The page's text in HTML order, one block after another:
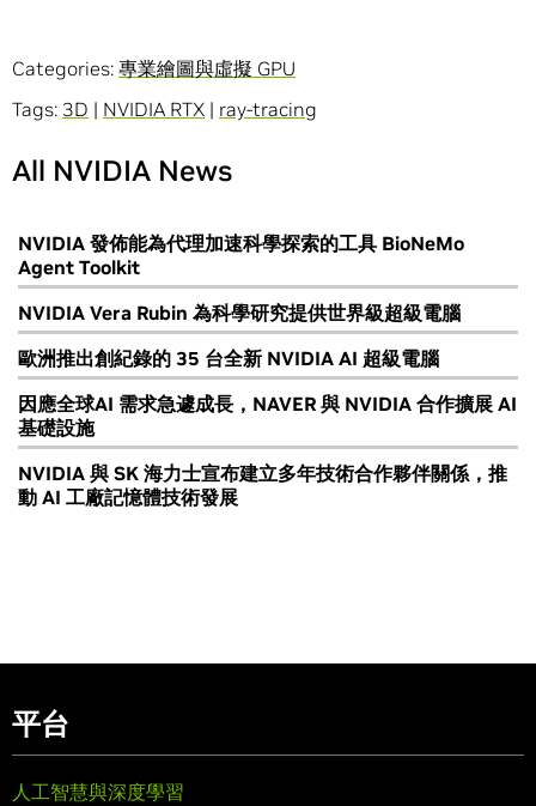
Categories: 專業繪圖與虛擬 GPU
Tags: 3D | NVIDIA RTX | ray-tracing
All NVIDIA News
NVIDIA 發佈能為代理加速科學探索的工具 BioNeMo
Agent Toolkit
NVIDIA Vera Rubin 為科學研究提供世界級超級電腦
歐洲推出創紀錄的 35 台全新 NVIDIA AI 超級電腦
因應全球AI 需求急遽成長，NAVER 與 NVIDIA 合作擴展 AI
基礎設施
NVIDIA 與 SK 海力士宣布建立多年技術合作夥伴關係，推
動 AI 工廠記憶體技術發展
平台
人工智慧與深度學習